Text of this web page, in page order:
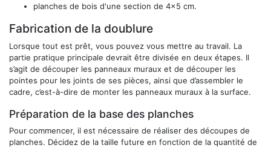
planches de bois d'une section de 4x5 cm.
Fabrication de la doublure
Lorsque tout est prêt, vous pouvez vous mettre au travail. La
partie pratique principale devrait être divisée en deux étapes. Il
s’agit de découper les panneaux muraux et de découper les
pointes pour les joints de ses pièces, ainsi que d’assembler le
cadre, c’est-à-dire de monter les panneaux muraux à la surface.
Préparation de la base des planches
Pour commencer, il est nécessaire de réaliser des découpes de
planches. Décidez de la taille future en fonction de la quantité de